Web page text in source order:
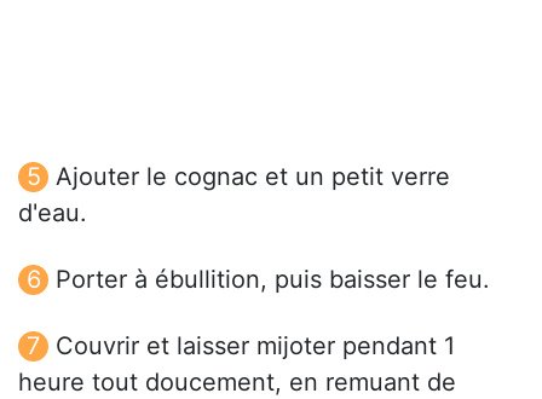
Ajouter le cognac et un petit verre
d'eau.
Porter à ébullition, puis baisser le feu.
Couvrir et laisser mijoter pendant 1
heure tout doucement, en remuant de